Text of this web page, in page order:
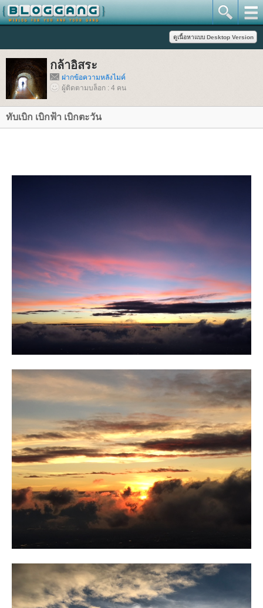
กล้าอิสระ
ฝากข้อความหลังไมค์
ผู้ติดตามบล็อก : 4 คน
ทับเบิก เบิกฟ้า เบิกตะวัน